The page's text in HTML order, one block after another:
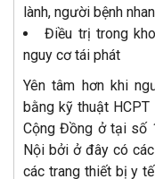
lành, người bệnh
Điều trị trong
nguy cơ tái phát
Yên tâm hơn khi
bằng kỹ thuật
Cộng Đồng ở tại số
Nội bởi ở đây có
các trang thiết bị y